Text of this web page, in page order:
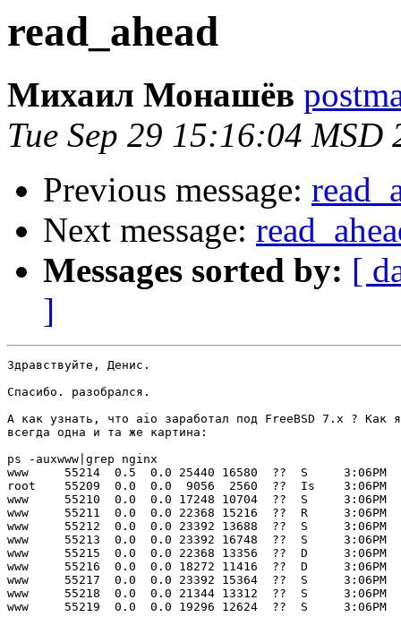
read_ahead
Михаил Монашёв
Tue Sep 29 15:16:04 MSD
Previous message:
Next message:
Messages sorted by: [
]
Здравствуйте, Денис.
Спасибо. разобрался.
А как узнать, что aio заработал под FreeBSD 7.x ? Как
всегда одна и та же картина:
ps -auxwww|grep nginx
www     55214  0.5  0.0 25440 16580  ??  S
root    55209  0.0  0.0  9056  2560  ??  Is    3:06PM
www     55210  0.0  0.0 17248 10704  ??  S
www     55211  0.0  0.0 22368 15216  ??  R
www     55212  0.0  0.0 23392 13688  ??  S
www     55213  0.0  0.0 23392 16748  ??  S
www     55215  0.0  0.0 22368 13356  ??  D
www     55216  0.0  0.0 18272 11416  ??  D
www     55217  0.0  0.0 23392 15364  ??  S
www     55218  0.0  0.0 21344 13312  ??  S
www     55219  0.0  0.0 19296 12624  ??  S